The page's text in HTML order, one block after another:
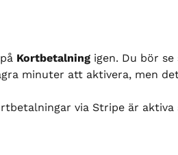
Kortbetalning igen. Du bör
minuter att aktivera, men
via Stripe är